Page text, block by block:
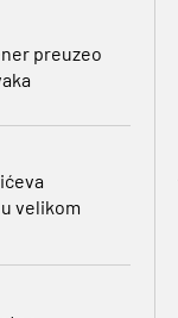
preuzeo
velikom